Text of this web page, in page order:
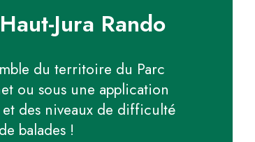
Jura Rando
du territoire du Parc
ou sous une application
et des niveaux de difficulté
balades !